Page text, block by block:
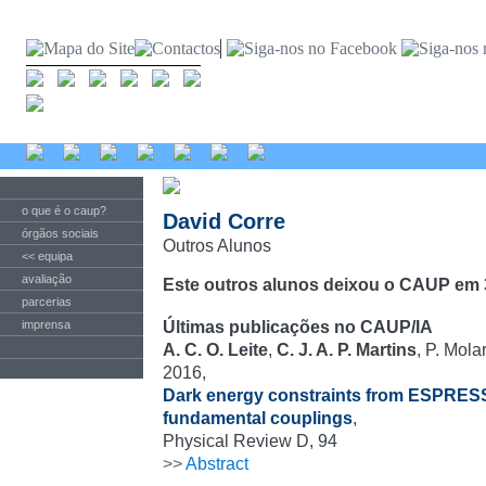
o que é o caup?
órgãos sociais
<< equipa
avaliação
parcerias
imprensa
David Corre
Outros Alunos
Este outros alunos deixou o CAUP em
Últimas publicações no CAUP/IA
A. C. O. Leite, C. J. A. P. Martins, P.
2016,
Dark energy constraints from
fundamental couplings,
Physical Review D, 94
>>Abstract